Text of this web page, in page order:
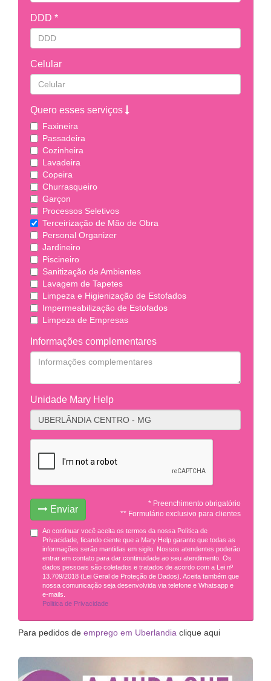
DDD *
Celular
Quero esses serviços
Faxineira
Passadeira
Cozinheira
Lavadeira
Copeira
Churrasqueiro
Garçon
Processos Seletivos
Terceirização de Mão de Obra
Personal Organizer
Jardineiro
Piscineiro
Sanitização de Ambientes
Lavagem de Tapetes
Limpeza e Higienização de Estofados
Impermeabilização de Estofados
Limpeza de Empresas
Informações complementares
Unidade Mary Help
Enviar
* Preenchimento obrigatório
** Formulário exclusivo para clientes
Ao continuar você aceita os termos da nossa Política de
Privacidade, ficando ciente que a Mary Help garante que todas as
informações serão mantidas em sigilo. Nossos atendentes poderão
entrar em contato para dar continuidade ao seu atendimento. Os
dados pessoais são coletados e tratados de acordo com a Lei nº
13.709/2018 (Lei Geral de Proteção de Dados). Aceita também que
nossa comunicação seja desenvolvida via telefone e Whatsapp e
e-mails.
Politica de Privacidade
Para pedidos de emprego em Uberlandia clique aqui